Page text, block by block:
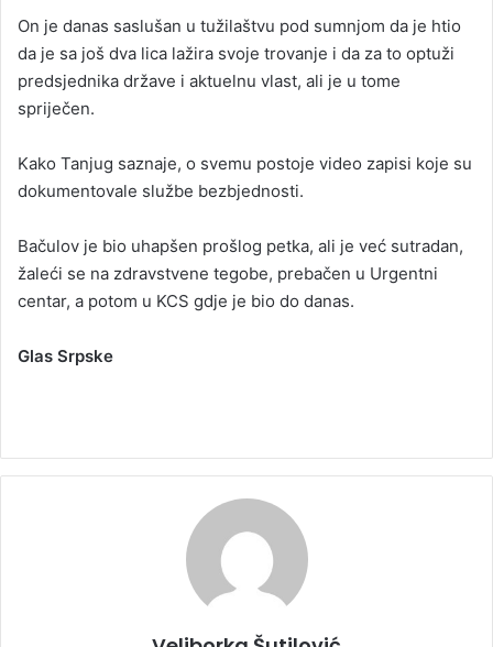
On je danas saslušan u tužilaštvu pod sumnjom da je htio
da je sa još dva lica lažira svoje trovanje i da za to optuži
predsjednika države i aktuelnu vlast, ali je u tome
spriječen.
Kako Tanjug saznaje, o svemu postoje video zapisi koje su
dokumentovale službe bezbjednosti.
Bačulov je bio uhapšen prošlog petka, ali je već sutradan,
žaleći se na zdravstvene tegobe, prebačen u Urgentni
centar, a potom u KCS gdje je bio do danas.
Glas Srpske